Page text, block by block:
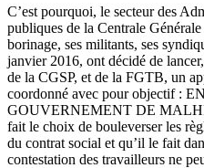
C’est pourquoi, le secteur des
publiques de la Centrale
borinage, ses militants, ses
janvier 2016, ont décidé de
de la CGSP, et de la FGTB, un
coordonné avec pour objectif :
GOUVERNEMENT DE
fait le choix de bouleverser les
du contrat social et qu’il le fait
contestation des travailleurs ne